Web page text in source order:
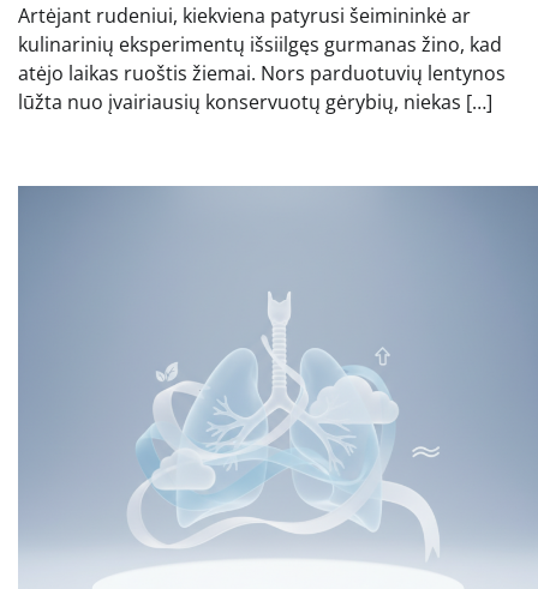
Artėjant rudeniui, kiekviena patyrusi šeimininkė ar
kulinarinių eksperimentų išsiilgęs gurmanas žino, kad
atėjo laikas ruoštis žiemai. Nors parduotuvių lentynos
lūžta nuo įvairiausių konservuotų gėrybių, niekas […]